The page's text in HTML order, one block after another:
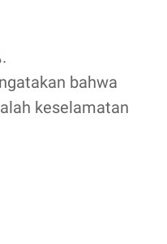
هَذِهِ اللَّيْلَةُ كُلُّهَا سَلَامٌ وَرَحْمَةٌ.
bahwa
keselamatan